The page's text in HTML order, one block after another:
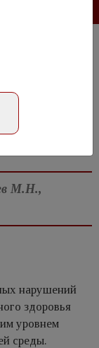
М.Н.,
нарушений
здоровья
уровнем
среды.